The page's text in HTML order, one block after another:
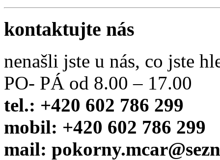
kontaktujte nás
nenašli jste u nás, co jste
PO- PÁ od 8.00 – 17.00
tel.: +420 602 786 299
mobil: +420 602 786 299
mail: